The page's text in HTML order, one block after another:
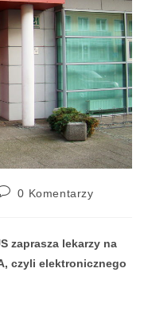
0 Komentarzy
zaprasza lekarzy na
czyli elektronicznego